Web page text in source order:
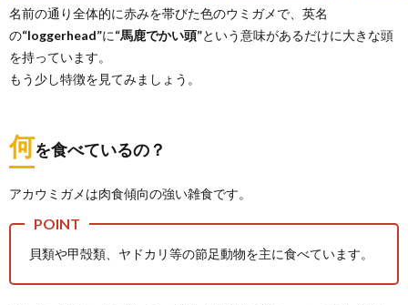
体内
から
見つ
かる
海洋
のゴ
日本
での
産卵
地
6.
浦島
のモ
名前の通り全体的に赤みを帯びた色のウミガメで、英名
の“loggerhead”に“馬鹿でかい頭”という意味があるだけに大きな頭
を持っています。
もう少し特徴を見てみましょう。
何を食べているの？
アカウミガメは肉食傾向の強い雑食です。
貝類や甲殻類、ヤドカリ等の節足動物を主に食べています。